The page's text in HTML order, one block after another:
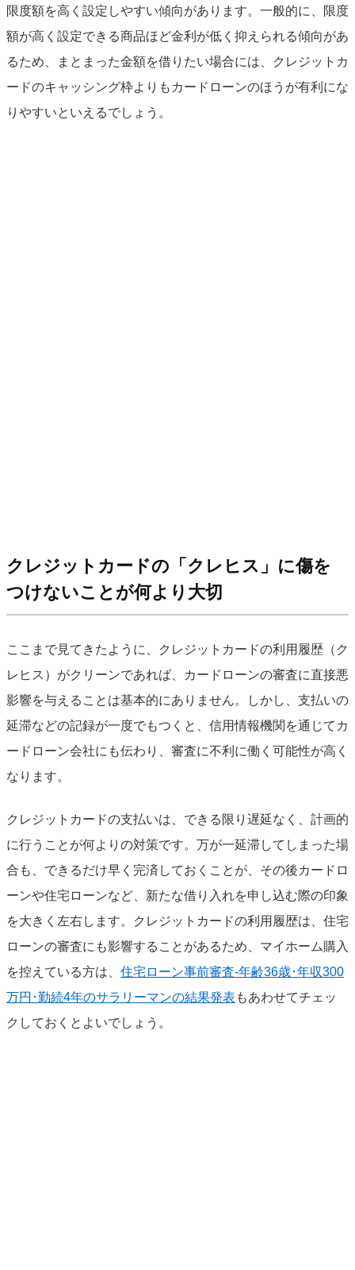
限度額を高く設定しやすい傾向があります。一般的に、限度
額が高く設定できる商品ほど金利が低く抑えられる傾向があ
るため、まとまった金額を借りたい場合には、クレジットカ
ードのキャッシング枠よりもカードローンのほうが有利にな
りやすいといえるでしょう。
クレジットカードの「クレヒス」に傷を
つけないことが何より大切
ここまで見てきたように、クレジットカードの利用履歴（ク
レヒス）がクリーンであれば、カードローンの審査に直接悪
影響を与えることは基本的にありません。しかし、支払いの
延滞などの記録が一度でもつくと、信用情報機関を通じてカ
ードローン会社にも伝わり、審査に不利に働く可能性が高く
なります。
クレジットカードの支払いは、できる限り遅延なく、計画的
に行うことが何よりの対策です。万が一延滞してしまった場
合も、できるだけ早く完済しておくことが、その後カードロ
ーンや住宅ローンなど、新たな借り入れを申し込む際の印象
を大きく左右します。クレジットカードの利用履歴は、住宅
ローンの審査にも影響することがあるため、マイホーム購入
を控えている方は、 住宅ローン事前審査-年齢36歳･年収300
万円･勤続4年のサラリーマンの結果発表 もあわせてチェッ
クしておくとよいでしょう。